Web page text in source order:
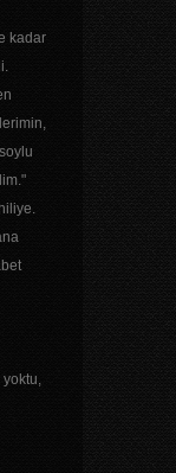
kadar